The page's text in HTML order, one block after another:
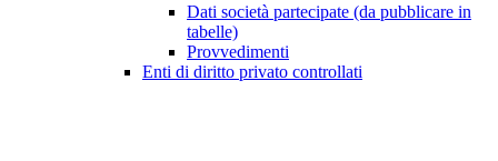
Dati società partecipate (da pubblicare in
tabelle)
Provvedimenti
Enti di diritto privato controllati